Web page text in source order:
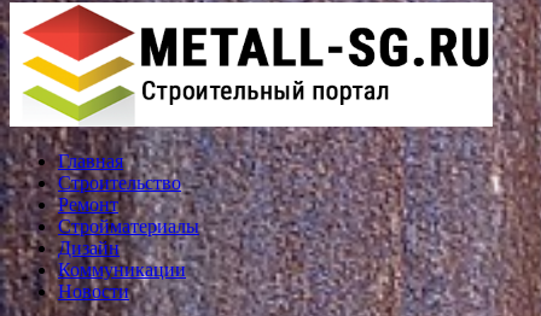
Главная
Строительство
Ремонт
Стройматериалы
Дизайн
Коммуникации
Новости